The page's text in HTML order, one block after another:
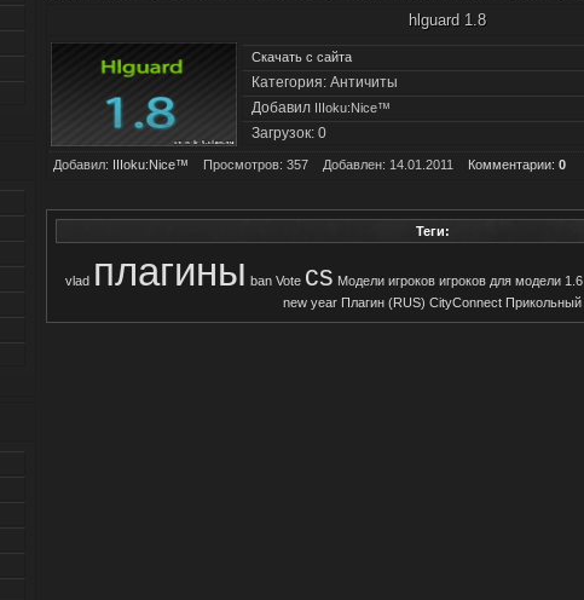
hlguard 1.8
Скачать с сайта
Категория: Античиты
Добавил
IIIoku:Nice™
Загрузок: 0
Добавил: IIIoku:Nice™ Просмотров: 357 Добавлен: 14.01.2011 Комментарии: 0
Теги:
vlad плагины ban Vote cs Модели игроков игроков для модели 1.6
new year Плагин (RUS) CityConnect Прикольный